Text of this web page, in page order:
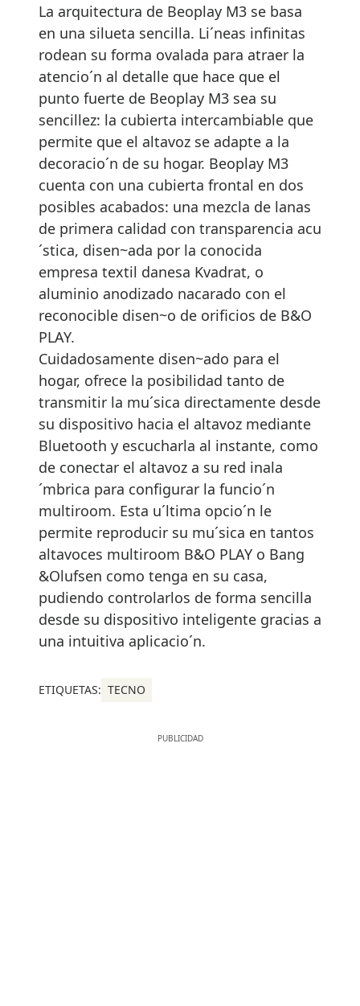
La arquitectura de Beoplay M3 se basa
en una silueta sencilla. Li´neas infinitas
rodean su forma ovalada para atraer la
atencio´n al detalle que hace que el
punto fuerte de Beoplay M3 sea su
sencillez: la cubierta intercambiable que
permite que el altavoz se adapte a la
decoracio´n de su hogar. Beoplay M3
cuenta con una cubierta frontal en dos
posibles acabados: una mezcla de lanas
de primera calidad con transparencia acu
´stica, disen~ada por la conocida
empresa textil danesa Kvadrat, o
aluminio anodizado nacarado con el
reconocible disen~o de orificios de B&O
PLAY.
Cuidadosamente disen~ado para el
hogar, ofrece la posibilidad tanto de
transmitir la mu´sica directamente desde
su dispositivo hacia el altavoz mediante
Bluetooth y escucharla al instante, como
de conectar el altavoz a su red inala
´mbrica para configurar la funcio´n
multiroom. Esta u´ltima opcio´n le
permite reproducir su mu´sica en tantos
altavoces multiroom B&O PLAY o Bang
&Olufsen como tenga en su casa,
pudiendo controlarlos de forma sencilla
desde su dispositivo inteligente gracias a
una intuitiva aplicacio´n.
ETIQUETAS: TECNO